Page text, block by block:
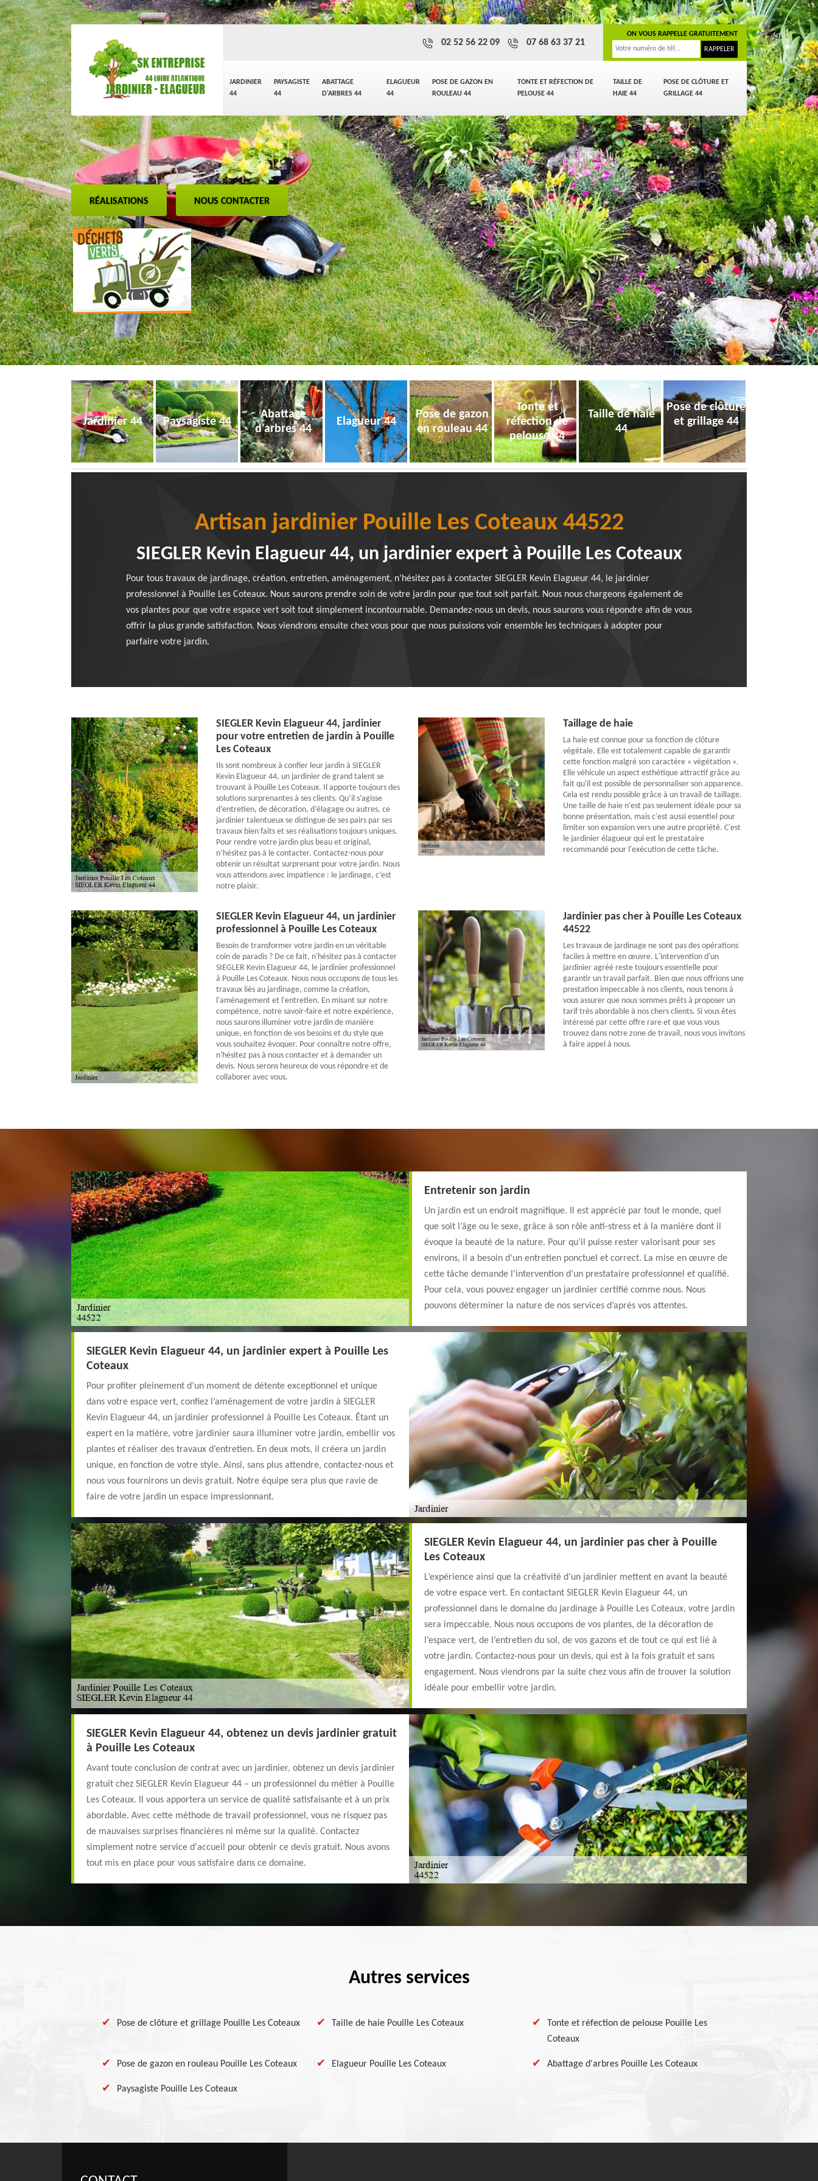
JARDINIER
44
PAYSAGISTE
44
ABATTAGE
D'ARBRES 44
ELAGUEUR
44
POSE DE GAZON EN
ROULEAU 44
TONTE ET RÉFECTION DE
PELOUSE 44
TAILLE DE
HAIE 44
POSE DE CLÔTURE ET
GRILLAGE 44
02 52 56 22 09 07 68 63 37 21
ON VOUS RAPPELLE GRATUITEMENT
RÉALISATIONS NOUS CONTACTER
Jardinier 44 Paysagiste 44
Abattage
d'arbres 44
Elagueur 44
Pose de gazon
en rouleau 44
Tonte et
réfection de
pelouse 44
Taille de haie
44
Pose de clôture
et grillage 44
Artisan jardinier Pouille Les Coteaux 44522
SIEGLER Kevin Elagueur 44, un jardinier expert à Pouille Les Coteaux
Pour tous travaux de jardinage, création, entretien, aménagement, n’hésitez pas à contacter SIEGLER Kevin Elagueur 44, le jardinier
professionnel à Pouille Les Coteaux. Nous saurons prendre soin de votre jardin pour que tout soit parfait. Nous nous chargeons également de
vos plantes pour que votre espace vert soit tout simplement incontournable. Demandez-nous un devis, nous saurons vous répondre afin de vous
offrir la plus grande satisfaction. Nous viendrons ensuite chez vous pour que nous puissions voir ensemble les techniques à adopter pour
parfaire votre jardin.
SIEGLER Kevin Elagueur 44, jardinier
pour votre entretien de jardin à Pouille
Les Coteaux
Ils sont nombreux à confier leur jardin à SIEGLER
Kevin Elagueur 44, un jardinier de grand talent se
trouvant à Pouille Les Coteaux. Il apporte toujours des
solutions surprenantes à ses clients. Qu’il s’agisse
d’entretien, de décoration, d’élagage ou autres, ce
jardinier talentueux se distingue de ses pairs par ses
travaux bien faits et ses réalisations toujours uniques.
Pour rendre votre jardin plus beau et original,
n’hésitez pas à le contacter. Contactez-nous pour
obtenir un résultat surprenant pour votre jardin. Nous
vous attendons avec impatience : le jardinage, c’est
notre plaisir.
Taillage de haie
La haie est connue pour sa fonction de clôture
végétale. Elle est totalement capable de garantir
cette fonction malgré son caractère « végétation ».
Elle véhicule un aspect esthétique attractif grâce au
fait qu'il est possible de personnaliser son apparence.
Cela est rendu possible grâce à un travail de taillage.
Une taille de haie n'est pas seulement idéale pour sa
bonne présentation, mais c'est aussi essentiel pour
limiter son expansion vers une autre propriété. C'est
le jardinier élagueur qui est le prestataire
recommandé pour l'exécution de cette tâche.
SIEGLER Kevin Elagueur 44, un jardinier
professionnel à Pouille Les Coteaux
Besoin de transformer votre jardin en un véritable
coin de paradis ? De ce fait, n'hésitez pas à contacter
SIEGLER Kevin Elagueur 44, le jardinier professionnel
à Pouille Les Coteaux. Nous nous occupons de tous les
travaux liés au jardinage, comme la création,
l'aménagement et l'entretien. En misant sur notre
compétence, notre savoir-faire et notre expérience,
nous saurons illuminer votre jardin de manière
unique, en fonction de vos besoins et du style que
vous souhaitez évoquer. Pour connaître notre offre,
n'hésitez pas à nous contacter et à demander un
devis. Nous serons heureux de vous répondre et de
collaborer avec vous.
Jardinier pas cher à Pouille Les Coteaux
44522
Les travaux de jardinage ne sont pas des opérations
faciles à mettre en œuvre. L'intervention d'un
jardinier agréé reste toujours essentielle pour
garantir un travail parfait. Bien que nous offrions une
prestation impeccable à nos clients, nous tenons à
vous assurer que nous sommes prêts à proposer un
tarif très abordable à nos chers clients. Si vous êtes
intéressé par cette offre rare et que vous vous
trouvez dans notre zone de travail, nous vous invitons
à faire appel à nous.
Entretenir son jardin
Un jardin est un endroit magnifique. Il est apprécié par tout le monde, quel
que soit l’âge ou le sexe, grâce à son rôle anti-stress et à la manière dont il
évoque la beauté de la nature. Pour qu’il puisse rester valorisant pour ses
environs, il a besoin d’un entretien ponctuel et correct. La mise en œuvre de
cette tâche demande l'intervention d’un prestataire professionnel et qualifié.
Pour cela, vous pouvez engager un jardinier certifié comme nous. Nous
pouvons déterminer la nature de nos services d’après vos attentes.
SIEGLER Kevin Elagueur 44, un jardinier expert à Pouille Les
Coteaux
Pour profiter pleinement d’un moment de détente exceptionnel et unique
dans votre espace vert, confiez l’aménagement de votre jardin à SIEGLER
Kevin Elagueur 44, un jardinier professionnel à Pouille Les Coteaux. Étant un
expert en la matière, votre jardinier saura illuminer votre jardin, embellir vos
plantes et réaliser des travaux d’entretien. En deux mots, il créera un jardin
unique, en fonction de votre style. Ainsi, sans plus attendre, contactez-nous et
nous vous fournirons un devis gratuit. Notre équipe sera plus que ravie de
faire de votre jardin un espace impressionnant.
SIEGLER Kevin Elagueur 44, un jardinier pas cher à Pouille
Les Coteaux
L’expérience ainsi que la créativité d’un jardinier mettent en avant la beauté
de votre espace vert. En contactant SIEGLER Kevin Elagueur 44, un
professionnel dans le domaine du jardinage à Pouille Les Coteaux, votre jardin
sera impeccable. Nous nous occupons de vos plantes, de la décoration de
l’espace vert, de l’entretien du sol, de vos gazons et de tout ce qui est lié à
votre jardin. Contactez-nous pour un devis, qui est à la fois gratuit et sans
engagement. Nous viendrons par la suite chez vous afin de trouver la solution
idéale pour embellir votre jardin.
SIEGLER Kevin Elagueur 44, obtenez un devis jardinier gratuit
à Pouille Les Coteaux
Avant toute conclusion de contrat avec un jardinier, obtenez un devis jardinier
gratuit chez SIEGLER Kevin Elagueur 44 – un professionnel du métier à Pouille
Les Coteaux. Il vous apportera un service de qualité satisfaisante et à un prix
abordable. Avec cette méthode de travail professionnel, vous ne risquez pas
de mauvaises surprises financières ni même sur la qualité. Contactez
simplement notre service d'accueil pour obtenir ce devis gratuit. Nous avons
tout mis en place pour vous satisfaire dans ce domaine.
Autres services
Pose de clôture et grillage Pouille Les Coteaux Taille de haie Pouille Les Coteaux
Tonte et réfection de pelouse Pouille Les
Coteaux
Pose de gazon en rouleau Pouille Les Coteaux Elagueur Pouille Les Coteaux Abattage d'arbres Pouille Les Coteaux
Paysagiste Pouille Les Coteaux